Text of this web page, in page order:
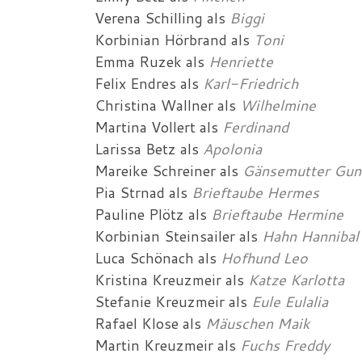
Verena Schilling als Biggi
Korbinian Hörbrand als Toni
Emma Ruzek als Henriette
Felix Endres als Karl-Friedrich
Christina Wallnerals Wilhelmine
Martina Vollertals Ferdinand
Larissa Betz als Apolonia
Mareike Schreinerals Gänsemutter
Pia Strnad als Brieftaube Hermes
Pauline Plötz als Brieftaube Hermine
Korbinian Steinsailerals Hahn Hannibal
Luca Schönach als Hofhund Leo
Kristina Kreuzmeirals Katze Karlotta
Stefanie Kreuzmeirals Eule Eulalia
Rafael Klose als Mäuschen Maik
Martin Kreuzmeirals Fuchs Freddy